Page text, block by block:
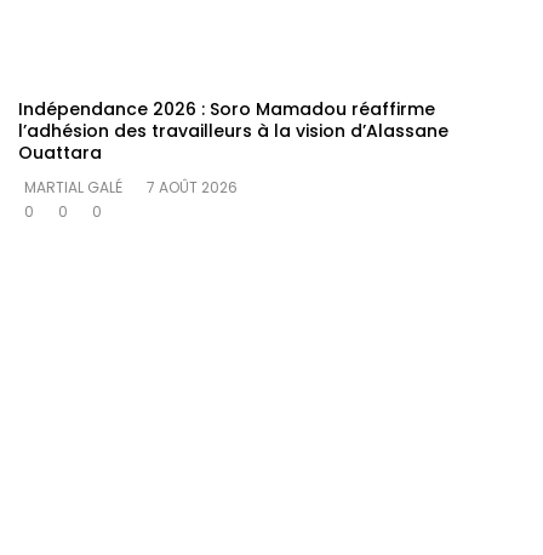
Indépendance 2026 : Soro Mamadou réaffirme
l’adhésion des travailleurs à la vision d’Alassane
Ouattara
MARTIAL GALÉ
7 AOÛT 2026
0
0 0